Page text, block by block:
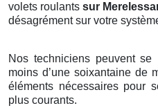
volets roulantssur
désagrément sur votre
Nos techniciens peuvent
moins d’une soixantaine de
éléments nécessaires pour
plus courants.